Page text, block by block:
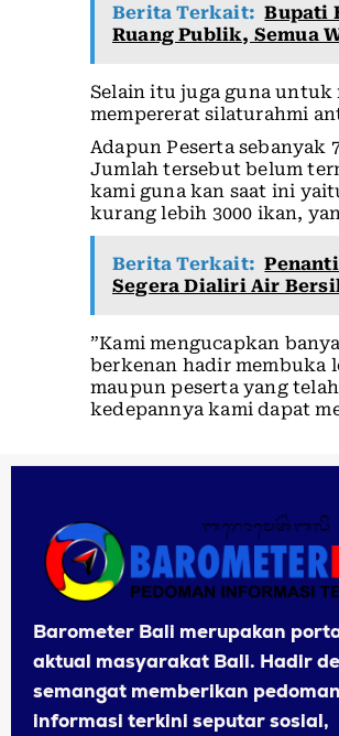
Berita Terkait: Bupati
Ruang Publik, Semua
Selain itu juga guna untuk
mempererat silaturahmi
Adapun Peserta
Jumlah tersebut belum
kami guna kan saat ini
kurang lebih 3000 ikan,
Berita Terkait:
Segera Dialiri Air
”Kami mengucapkan
berkenan hadir membuka
maupun peserta yang
kedepannya kami dapat
Barometer Bali merupakan
aktual masyarakat Bali. Hadir
semangat memberikan pedoman
informasi terkini seputar sosial,